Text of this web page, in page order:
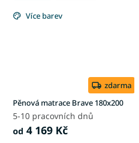
Více barev
zdarma
Pěnová matrace Brave 180x200
5-10 pracovních dnů
od 4 169 Kč